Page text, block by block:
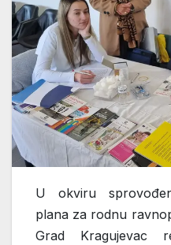
U okviru
plana za rodnu
Grad Kragujevac